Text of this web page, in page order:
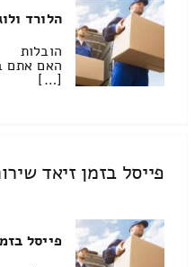
הלורד
הובלות
האם אתם
[…]
פייסל בזמן זיאד
פייסל